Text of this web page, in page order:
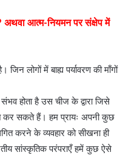
अथवा आत्म-नियमन पर संक्षेप में
लोगों में बाह्य पर्यावरण की माँगों
होता है उस चीज के द्वारा जिसे
कर सकते हैं। हम प्रायः अपनी कुछ
करने के व्यवहार को सीखना ही
सांस्कृतिक परंपराएँ हमें कुछ ऐसे